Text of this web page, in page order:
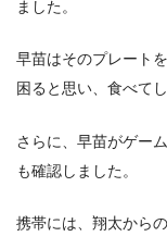
ました。
早苗はそのプレート
困ると思い、食べて
さらに、早苗がゲー
も確認しました。
携帯には、翔太から